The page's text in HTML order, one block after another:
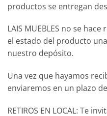
productos se entregan
LAIS MUEBLES no se
el estado del producto
nuestro depósito.
Una vez que hayamos
enviaremos en un plazo
RETIROS EN LOCAL: Te